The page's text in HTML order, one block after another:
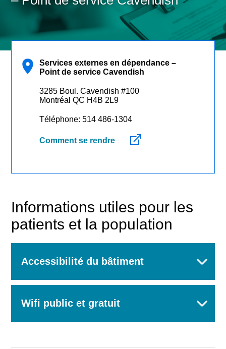
Services externes en
dépendance – Point de
service Cavendish
Services externes en dépendance –
Point de service Cavendish
3285 Boul. Cavendish #100
Montréal QC H4B 2L9
Téléphone: 514 486-1304
Comment se rendre
Informations utiles pour les
patients et la population
Accessibilité du bâtiment
Wifi public et gratuit